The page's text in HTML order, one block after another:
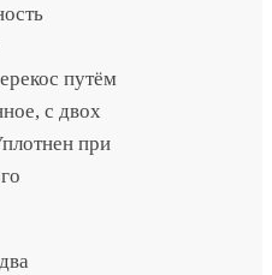
путём
с двох
при